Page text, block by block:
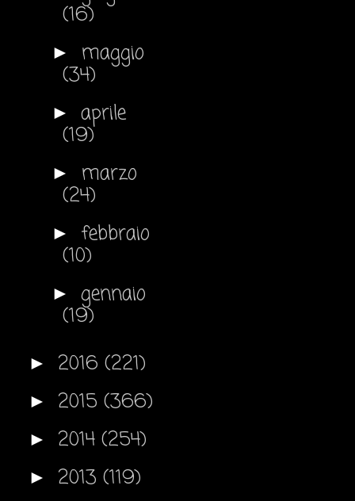
(16)
► maggio
(34)
► aprile
(19)
► marzo
(24)
► febbraio
(10)
► gennaio
(19)
► 2016 (221)
► 2015 (366)
► 2014 (254)
► 2013 (119)